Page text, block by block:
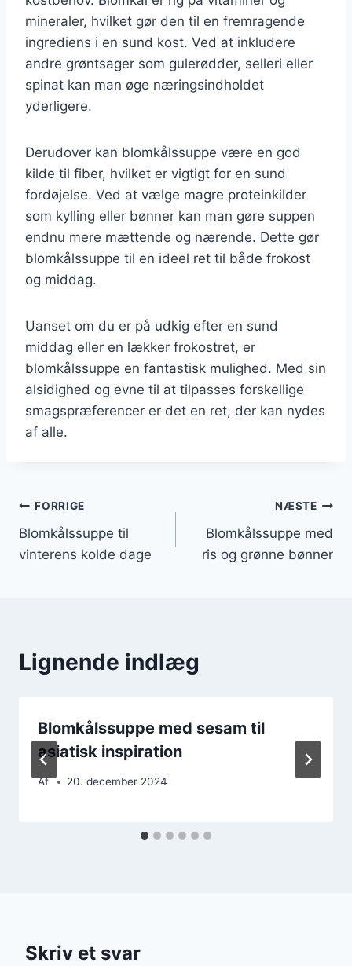
mineraler, hvilket gør den til en fremragende
ingrediens i en sund kost. Ved at inkludere
andre grøntsager som gulerødder, selleri eller
spinat kan man øge næringsindholdet
yderligere.
Derudover kan blomkålssuppe være en god
kilde til fiber, hvilket er vigtigt for en sund
fordøjelse. Ved at vælge magre proteinkilder
som kylling eller bønner kan man gøre suppen
endnu mere mættende og nærende. Dette gør
blomkålssuppe til en ideel ret til både frokost
og middag.
Uanset om du er på udkig efter en sund
middag eller en lækker frokostret, er
blomkålssuppe en fantastisk mulighed. Med sin
alsidighed og evne til at tilpasses forskellige
smagspræferencer er det en ret, der kan nydes
af alle.
Indlægsnavigation
FORRIGE
Blomkålssuppe til
vinterens kolde dage
NÆSTE
Blomkålssuppe med
ris og grønne bønner
Lignende indlæg
Blomkålssuppe med sesam til
asiatisk inspiration
Af 20. december 2024
Skriv et svar